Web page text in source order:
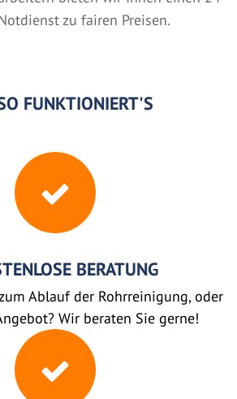
zu fairen Preisen.
FUNKTIONIERT'S
BERATUNG
Ablauf der Rohrreinigung, oder
Wir beraten Sie gerne!